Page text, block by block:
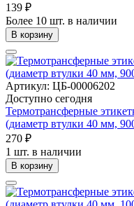
139 ₽
Более 10 шт. в наличии
В корзину
Артикул: ЦБ-00006202
Доступно сегодня
Термотрансферные
(диаметр втулки 40 мм,
270 ₽
1 шт. в наличии
В корзину